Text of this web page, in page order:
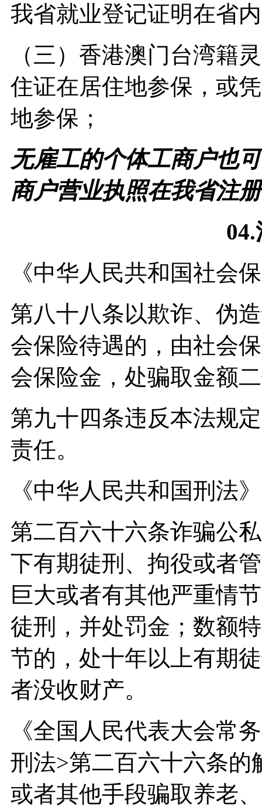
我省就业登记证明在省
（三）香港澳门台湾籍
住证在居住地参保，或
地参保；
无雇工的个体工商户也
商户营业执照在我省注
04.
《中华人民共和国社会
第八十八条以欺诈、伪
会保险待遇的，由社会
会保险金，处骗取金额
第九十四条违反本法规
责任。
《中华人民共和国刑法》
第二百六十六条诈骗公
下有期徒刑、拘役或者
巨大或者有其他严重情
徒刑，并处罚金；数额
节的，处十年以上有期
者没收财产。
《全国人民代表大会常
刑法>第二百六十六条
或者其他手段骗取养老